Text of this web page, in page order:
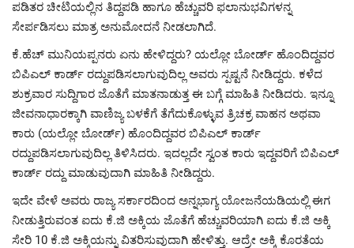
ಪಡಿತರ ಚೀಟಿಯಲ್ಲಿನ ತಿದ್ದಪಡಿ ಹಾಗೂ ಹೆಚ್ಚುವರಿ ಫಲಾನುಭವಿಗಳನ್ನ
ಸೇರ್ಪಡಿಸಲು ಮಾತ್ರ ಅನುಮೋದನೆ ನೀಡಲಾಗಿದೆ. ‌
ಕೆ.ಹೆಚ್‌ ಮುನಿಯಪ್ಪನರು ಏನು ಹೇಳಿದ್ದರು? ಯಲ್ಲೋ ಬೋರ್ಡ್ ಹೊಂದಿದ್ದವರ
ಬಿಪಿಎಲ್ ಕಾರ್ಡ್ ರದ್ದುಪಡಿಸಲಾಗುವುದಿಲ್ಲ ಅವರು ಸ್ಪಷ್ಟನೆ ನೀಡಿದ್ದರು. ಕಳೆದ
ಶುಕ್ರವಾರ ಸುದ್ದಿಗಾರ ಜೊತೆಗೆ ಮಾತನಾಡುತ್ತ ಈ ಬಗ್ಗೆ ಮಾಹಿತಿ ನೀಡಿದರು. ಇನ್ನೂ
ಜೀವನಾಧಾರಕ್ಕಾಗಿ ವಾಣಿಜ್ಯ ಬಳಕೆಗೆ ತೆಗೆದುಕೊಳ್ಳುವ ತ್ರಿಚಕ್ರ ವಾಹನ ಅಥವಾ
ಕಾರು (ಯಲ್ಲೋ ಬೋರ್ಡ್) ಹೊಂದಿದ್ದವರ ಬಿಪಿಎಲ್ ಕಾರ್ಡ್
ರದ್ದುಪಡಿಸಲಾಗುವುದಿಲ್ಲ ತಿಳಿಸಿದರು. ಇದಲ್ಲದೇ ಸ್ವಂತ ಕಾರು ಇದ್ದವರಿಗೆ ಬಿಪಿಎಲ್
ಕಾರ್ಡ್ ರದ್ದು ಮಾಡುವುದಾಗಿ ಮಾಹಿತಿ ನೀಡಿದ್ದರು.
ಇದೇ ವೇಳೆ ಅವರು ರಾಜ್ಯ ಸರ್ಕಾರದಿಂದ ಅನ್ನಭಾಗ್ಯ ಯೋಜನೆಯಡಿಯಲ್ಲಿ ಈಗ
ನೀಡುತ್ತಿರುವಂತ ಐದು ಕೆ.ಜಿ ಅಕ್ಕಿಯ ಜೊತೆಗೆ ಹೆಚ್ಚುವರಿಯಾಗಿ ಐದು ಕೆ.ಜಿ ಅಕ್ಕಿ
ಸೇರಿ 10 ಕೆ.ಜಿ ಅಕ್ಕಿಯನ್ನು ವಿತರಿಸುವುದಾಗಿ ಹೇಳಿತ್ತು. ಆದ್ರೇ ಅಕ್ಕಿ ಕೊರತೆಯ